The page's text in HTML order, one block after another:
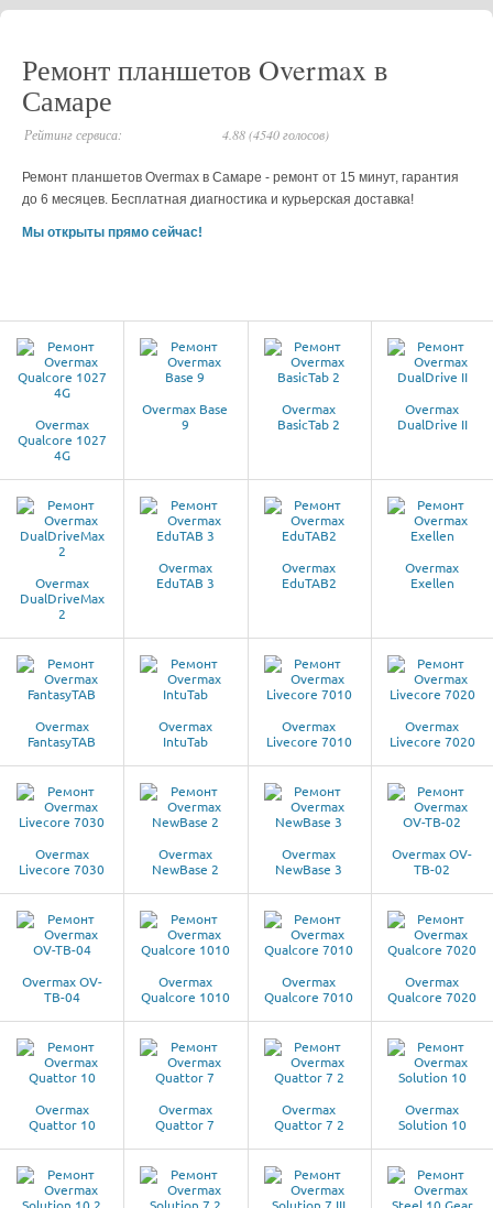
Ремонт планшетов Overmax в
Самаре
Рейтинг сервиса: 4.88 (4540 голосов)
Ремонт планшетов Overmax в Самаре - ремонт от 15 минут, гарантия
до 6 месяцев. Бесплатная диагностика и курьерская доставка!
Мы открыты прямо сейчас!
Overmax
Qualcore 1027
4G
Overmax Base
9
Overmax
BasicTab 2
Overmax
DualDrive II
Overmax
DualDriveMax
2
Overmax
EduTAB 3
Overmax
EduTAB2
Overmax
Exellen
Overmax
FantasyTAB
Overmax
IntuTab
Overmax
Livecore 7010
Overmax
Livecore 7020
Overmax
Livecore 7030
Overmax
NewBase 2
Overmax
NewBase 3
Overmax OV-
TB-02
Overmax OV-
TB-04
Overmax
Qualcore 1010
Overmax
Qualcore 7010
Overmax
Qualcore 7020
Overmax
Quattor 10
Overmax
Quattor 7
Overmax
Quattor 7 2
Overmax
Solution 10